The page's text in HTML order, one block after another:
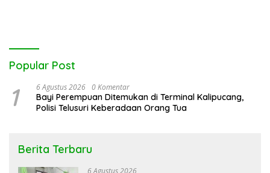
Popular Post
1 6 Agustus 2026 0 Komentar
Bayi Perempuan Ditemukan di Terminal Kalipucang,
Polisi Telusuri Keberadaan Orang Tua
Berita Terbaru
6 Agustus 2026